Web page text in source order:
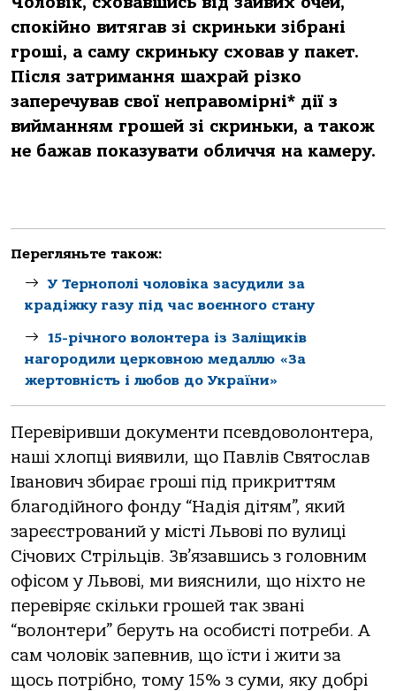
спокійно витягав зі скриньки зібрані
гроші, а саму скриньку сховав у пакет.
Після затримання шахрай різко
заперечував свої неправомірні* дії з
вийманням грошей зі скриньки, а також
не бажав показувати обличчя на камеру.
Перегляньте також:
У Тернополі чоловіка засудили за
крадіжку газу під час воєнного стану
15-річного волонтера із Заліщиків
нагородили церковною медаллю «За
жертовність і любов до України»
Перевіривши документи псевдоволонтера,
наші хлопці виявили, що Павлів Святослав
Іванович збирає гроші під прикриттям
благодійного фонду “Надія дітям”, який
зареєстрований у місті Львові по вулиці
Січових Стрільців. Зв’язавшись з головним
офісом у Львові, ми вияснили, що ніхто не
перевіряє скільки грошей так звані
“волонтери” беруть на особисті потреби. А
сам чоловік запевнив, що їсти і жити за
щось потрібно, тому 15% з суми, яку добрі